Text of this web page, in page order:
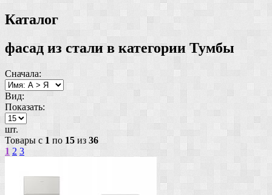
Каталог
фасад из стали в категории Тумбы
Сначала:
Вид:
Показать:
шт.
Товары с 1 по 15 из 36
1 2 3